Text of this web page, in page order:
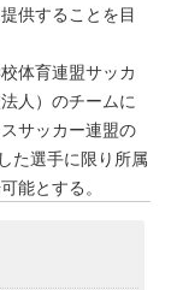
供することを目
体育連盟サッカ
人）のチームに
サッカー連盟の
た選手に限り所属
能とする。